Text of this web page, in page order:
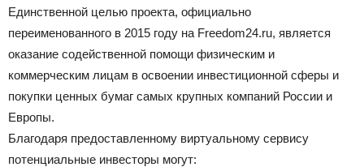
Единственной целью проекта, официально
переименованного в 2015 году на Freedom24.ru, является
оказание содейственной помощи физическим и
коммерческим лицам в освоении инвестиционной сферы и
покупки ценных бумаг самых крупных компаний России и
Европы.
Благодаря предоставленному виртуальному сервису
потенциальные инвесторы могут: